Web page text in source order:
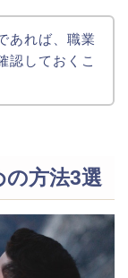
あれば、職業
認しておくこ
方法3選